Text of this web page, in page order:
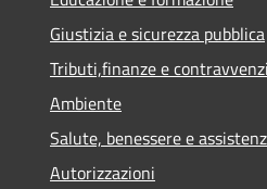
Giustizia e sicurezza pubblica
Tributi,finanze e
Ambiente
Salute, benessere e
Autorizzazioni